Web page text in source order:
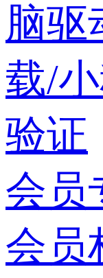
脑驱
载/
验证
会员
会员